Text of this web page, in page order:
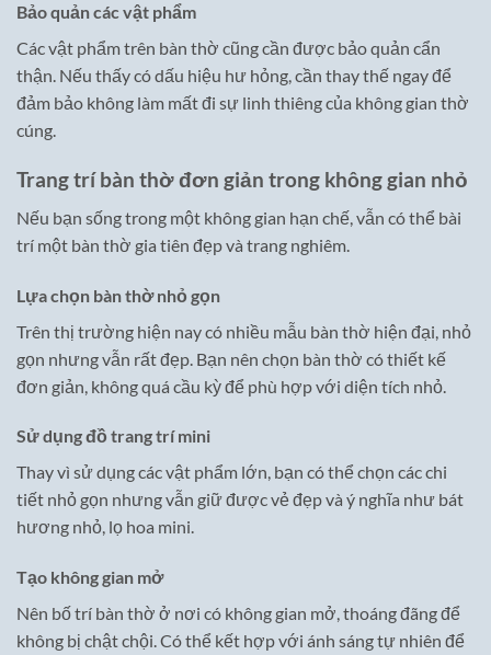
Bảo quản các vật phẩm
Các vật phẩm trên bàn thờ cũng cần được bảo quản cẩn
thận. Nếu thấy có dấu hiệu hư hỏng, cần thay thế ngay để
đảm bảo không làm mất đi sự linh thiêng của không gian thờ
cúng.
Trang trí bàn thờ đơn giản trong không gian nhỏ
Nếu bạn sống trong một không gian hạn chế, vẫn có thể bài
trí một bàn thờ gia tiên đẹp và trang nghiêm.
Lựa chọn bàn thờ nhỏ gọn
Trên thị trường hiện nay có nhiều mẫu bàn thờ hiện đại, nhỏ
gọn nhưng vẫn rất đẹp. Bạn nên chọn bàn thờ có thiết kế
đơn giản, không quá cầu kỳ để phù hợp với diện tích nhỏ.
Sử dụng đồ trang trí mini
Thay vì sử dụng các vật phẩm lớn, bạn có thể chọn các chi
tiết nhỏ gọn nhưng vẫn giữ được vẻ đẹp và ý nghĩa như bát
hương nhỏ, lọ hoa mini.
Tạo không gian mở
Nên bố trí bàn thờ ở nơi có không gian mở, thoáng đãng để
không bị chật chội. Có thể kết hợp với ánh sáng tự nhiên để